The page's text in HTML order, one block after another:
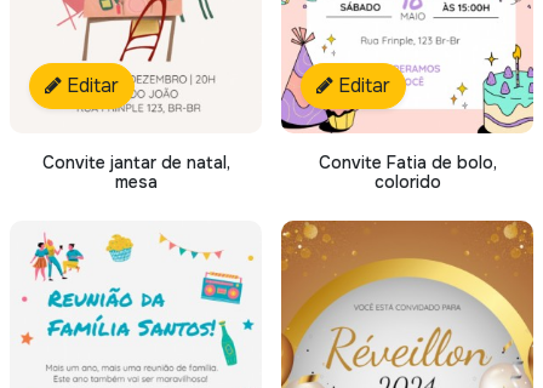
Editar
Convite jantar de natal,
mesa
Editar
Convite Fatia de bolo,
colorido